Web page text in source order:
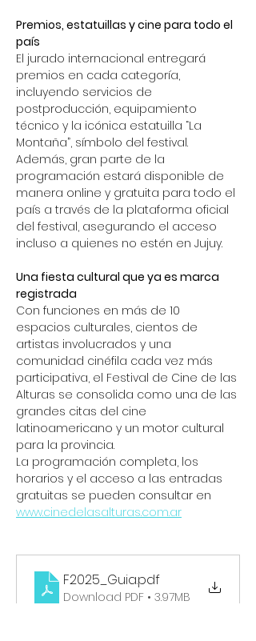
Premios, estatuillas y cine para todo el
país
El jurado internacional entregará
premios en cada categoría,
incluyendo servicios de
postproducción, equipamiento
técnico y la icónica estatuilla “La
Montaña”, símbolo del festival.
Además, gran parte de la
programación estará disponible de
manera online y gratuita para todo el
país a través de la plataforma oficial
del festival, asegurando el acceso
incluso a quienes no estén en Jujuy.
Una fiesta cultural que ya es marca
registrada
Con funciones en más de 10
espacios culturales, cientos de
artistas involucrados y una
comunidad cinéfila cada vez más
participativa, el Festival de Cine de las
Alturas se consolida como una de las
grandes citas del cine
latinoamericano y un motor cultural
para la provincia.
La programación completa, los
horarios y el acceso a las entradas
gratuitas se pueden consultar en
www.cinedelasalturas.com.ar
F2025_Guia.pdf
Download PDF • 3.97MB